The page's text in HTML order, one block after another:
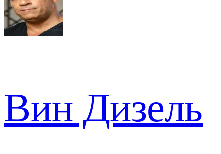
Вин Дизель